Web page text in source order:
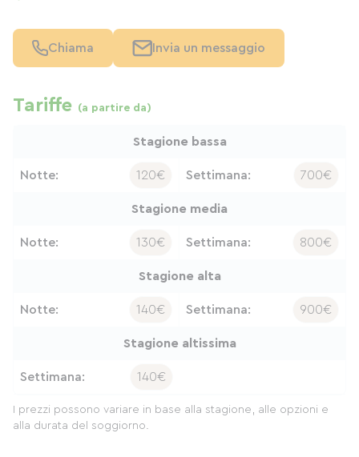
Chiama Invia un messaggio
Tariffe (a partire da)
Stagione bassa
Notte: 120€ Settimana: 700€
Stagione media
Notte: 130€ Settimana: 800€
Stagione alta
Notte: 140€ Settimana: 900€
Stagione altissima
Settimana: 140€
I prezzi possono variare in base alla stagione, alle opzioni e
alla durata del soggiorno.